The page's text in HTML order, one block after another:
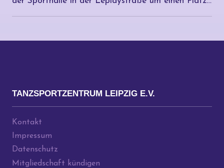
TANZSPORTZENTRUM LEIPZIG E.V.
Kontakt
Impressum
Datenschutz
Mitgliedschaft kündigen